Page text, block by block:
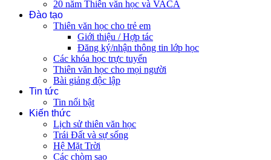
20 năm Thiên văn học và VACA
Đào tạo
Thiên văn học cho trẻ em
Giới thiệu / Hợp tác
Đăng ký/nhận thông tin lớp học
Các khóa học trực tuyến
Thiên văn học cho mọi người
Bài giảng độc lập
Tin tức
Tin nổi bật
Kiến thức
Lịch sử thiên văn học
Trái Đất và sự sống
Hệ Mặt Trời
Các chòm sao